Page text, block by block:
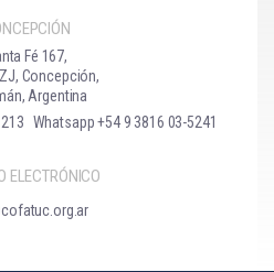
Fé 167,
Concepción,
Argentina
Whatsapp +54 9 3816 03-5241
ELECTRÓNICO